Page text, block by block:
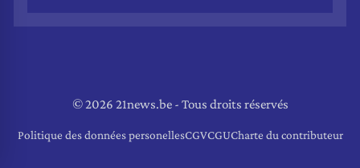
© 2026 21news.be - Tous droits réservés
Politique des données personellesCGVCGUCharte du contributeur